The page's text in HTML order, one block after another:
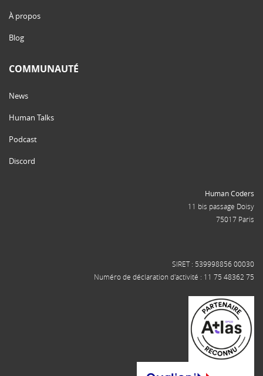
À propos
Blog
COMMUNAUTÉ
News
Human Talks
Podcast
Discord
Human Coders
11 bis passage Doisy
75017 Paris
SIRET : 539998856 00030
Numéro de déclaration d'activité : 11 75 48362 75